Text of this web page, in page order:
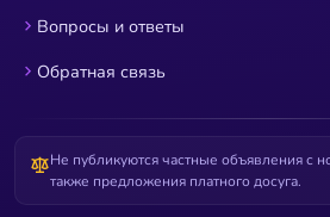
Вопросы и ответы
Обратная связь
Не публикуются частные объявления с
также предложения платного досуга.